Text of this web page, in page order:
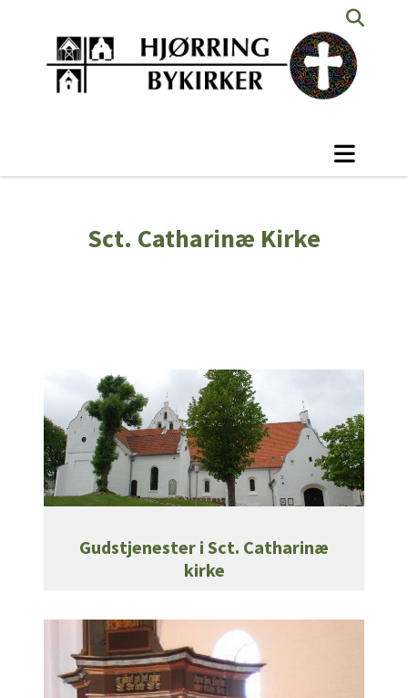
Sct. Catharinæ Kirke
Gudstjenester i Sct. Catharinæ
kirke